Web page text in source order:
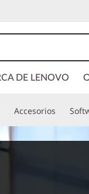
DE LENOVO
Accesorios